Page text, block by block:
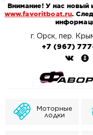
г. Орск, пер.
+7 (967)
Внимание! У нас новый
www.favoritboat.ru.
Моторные
лодки